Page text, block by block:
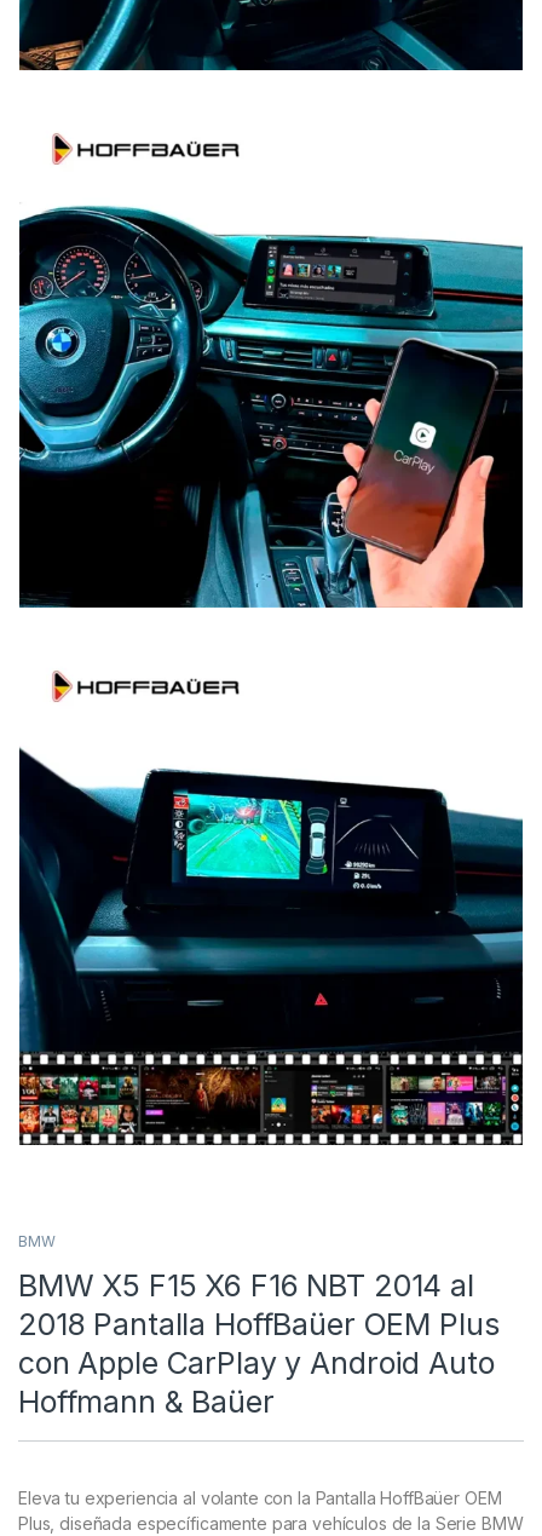
BMW
BMW X5 F15 X6 F16 NBT 2014 al
2018 Pantalla HoffBaüer OEM Plus
con Apple CarPlay y Android Auto
Hoffmann & Baüer
Eleva tu experiencia al volante con la Pantalla HoffBaüer OEM
Plus, diseñada específicamente para vehículos de la Serie BMW